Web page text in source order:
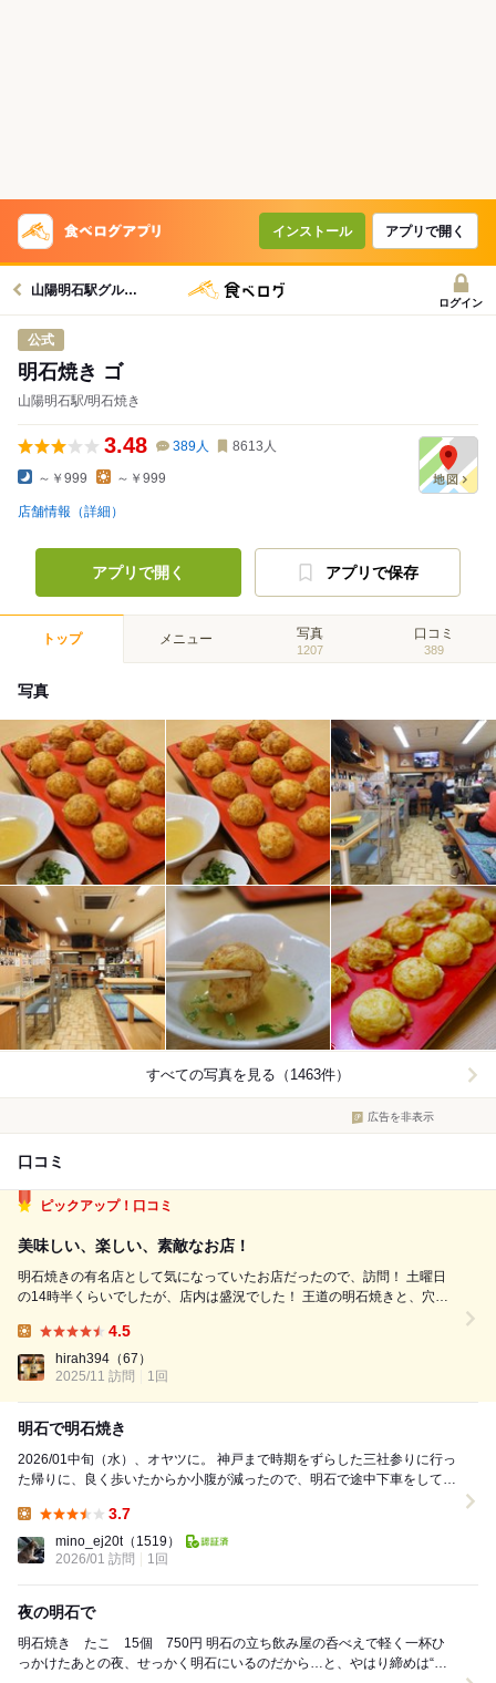
インストール アプリで開く
山陽明石駅グルメへ
ログイン
公式
明石焼き ゴ
山陽明石駅/明石焼き
3.48 389人 8613 人
～￥999 ～￥999
店舗情報（詳細）
アプリで開く アプリで保存
トップ メニュー 写真
1207
口コミ
389
写真
すべての写真を見る（1463件）
広告を非表示
口コミ
ピックアップ！口コミ
美味しい、楽しい、素敵なお店！
明石焼きの有名店として気になっていたお店だったので、訪問！ 土曜日
の14時半くらいでしたが、店内は盛況でした！ 王道の明石焼きと、穴子
を注文。 出来上がるまでに漢字テストがあり、正答率に応じて割引があ
ります！笑 ...
4.5
hirah394 （67）
2025/11 訪問
1回
明石で明石焼き
2026/01中旬（水）、オヤツに。 神戸まで時期をずらした三社参りに行っ
た帰りに、良く歩いたからか小腹が減ったので、明石で途中下車をして明
3.7
mino_ej20t （1519）
2026/01 訪問
1回
夜の明石で
明石焼き たこ 15個 750円 明石の立ち飲み屋の呑べえで軽く一杯ひ
っかけたあとの夜、せっかく明石にいるのだから…と、やはり締めは“玉